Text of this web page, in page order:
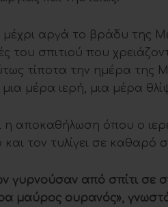
μέχρι αργά το βράδυ της
του σπιτιού που
τίποτα την ημέρα της
μέρα ιερή, μια μέρα
η αποκαθήλωση όπου ο
τον τυλίγει σε καθαρό
γυρνούσαν από σπίτι σε
μαύρος ουρανός»,